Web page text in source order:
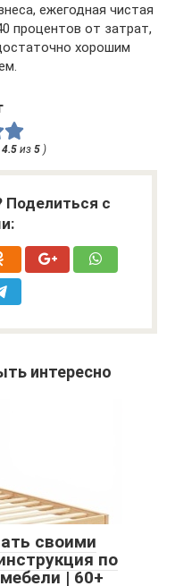
ежегодная чистая
процентов от затрат,
хорошим
4.5 из 5 )
Поделиться с
интересно
своими
по
| 60+